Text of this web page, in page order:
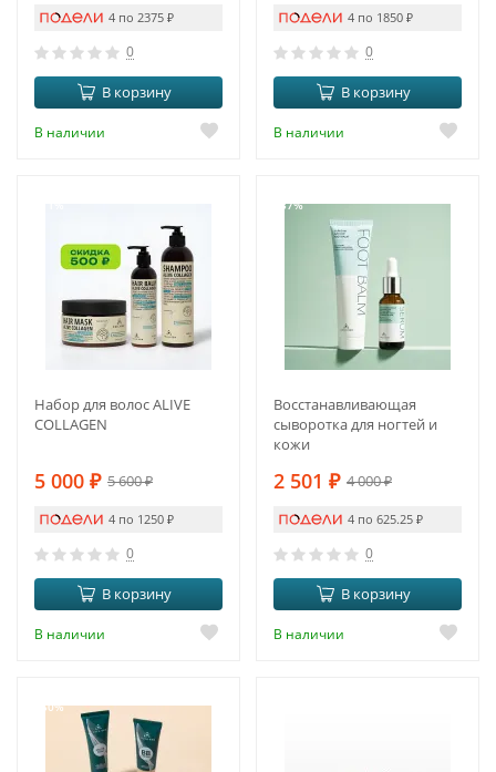
4 по 2375 ₽
0
В корзину
В наличии
4 по 1850 ₽
0
В корзину
В наличии
Набор для волос ALIVE
COLLAGEN
5 000 ₽ 5 600₽
4 по 1250 ₽
0
В корзину
В наличии
-37%
Восстанавливающая
сыворотка для ногтей и
кожи
2 501 ₽ 4 000₽
4 по 625.25 ₽
0
В корзину
В наличии
-50%